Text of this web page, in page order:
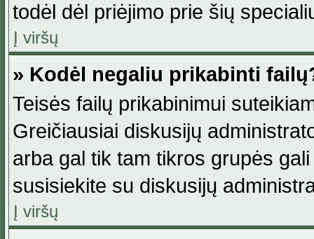
todėl dėl priėjimo prie šių
Į viršų
» Kodėl negaliu prikabinti
Teisės failų prikabinimui
Greičiausiai diskusijų
arba gal tik tam tikros grupės
susisiekite su diskusijų
Į viršų